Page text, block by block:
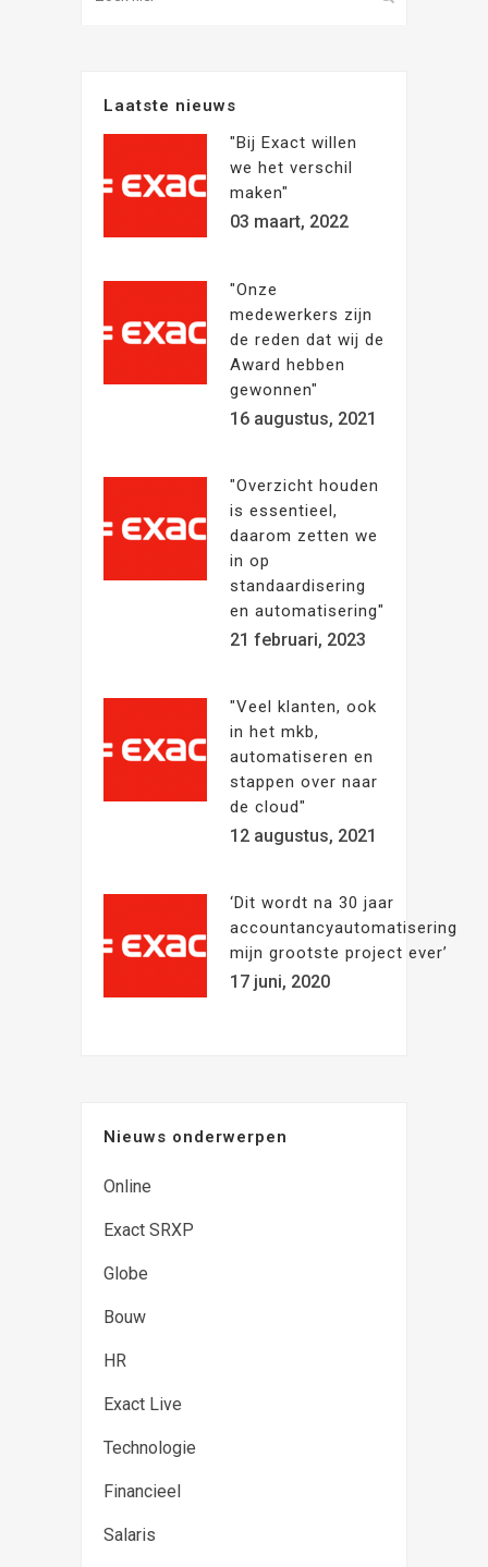
Laatste nieuws
"Bij Exact willen
we het verschil
maken"
03 maart, 2022
"Onze
medewerkers zijn
de reden dat wij de
Award hebben
gewonnen"
16 augustus, 2021
"Overzicht houden
is essentieel,
daarom zetten we
in op
standaardisering
en automatisering"
21 februari, 2023
"Veel klanten, ook
in het mkb,
automatiseren en
stappen over naar
de cloud"
12 augustus, 2021
‘Dit wordt na 30 jaar
accountancyautomatisering
mijn grootste project ever’
17 juni, 2020
Nieuws onderwerpen
Online
Exact SRXP
Globe
Bouw
HR
Exact Live
Technologie
Financieel
Salaris